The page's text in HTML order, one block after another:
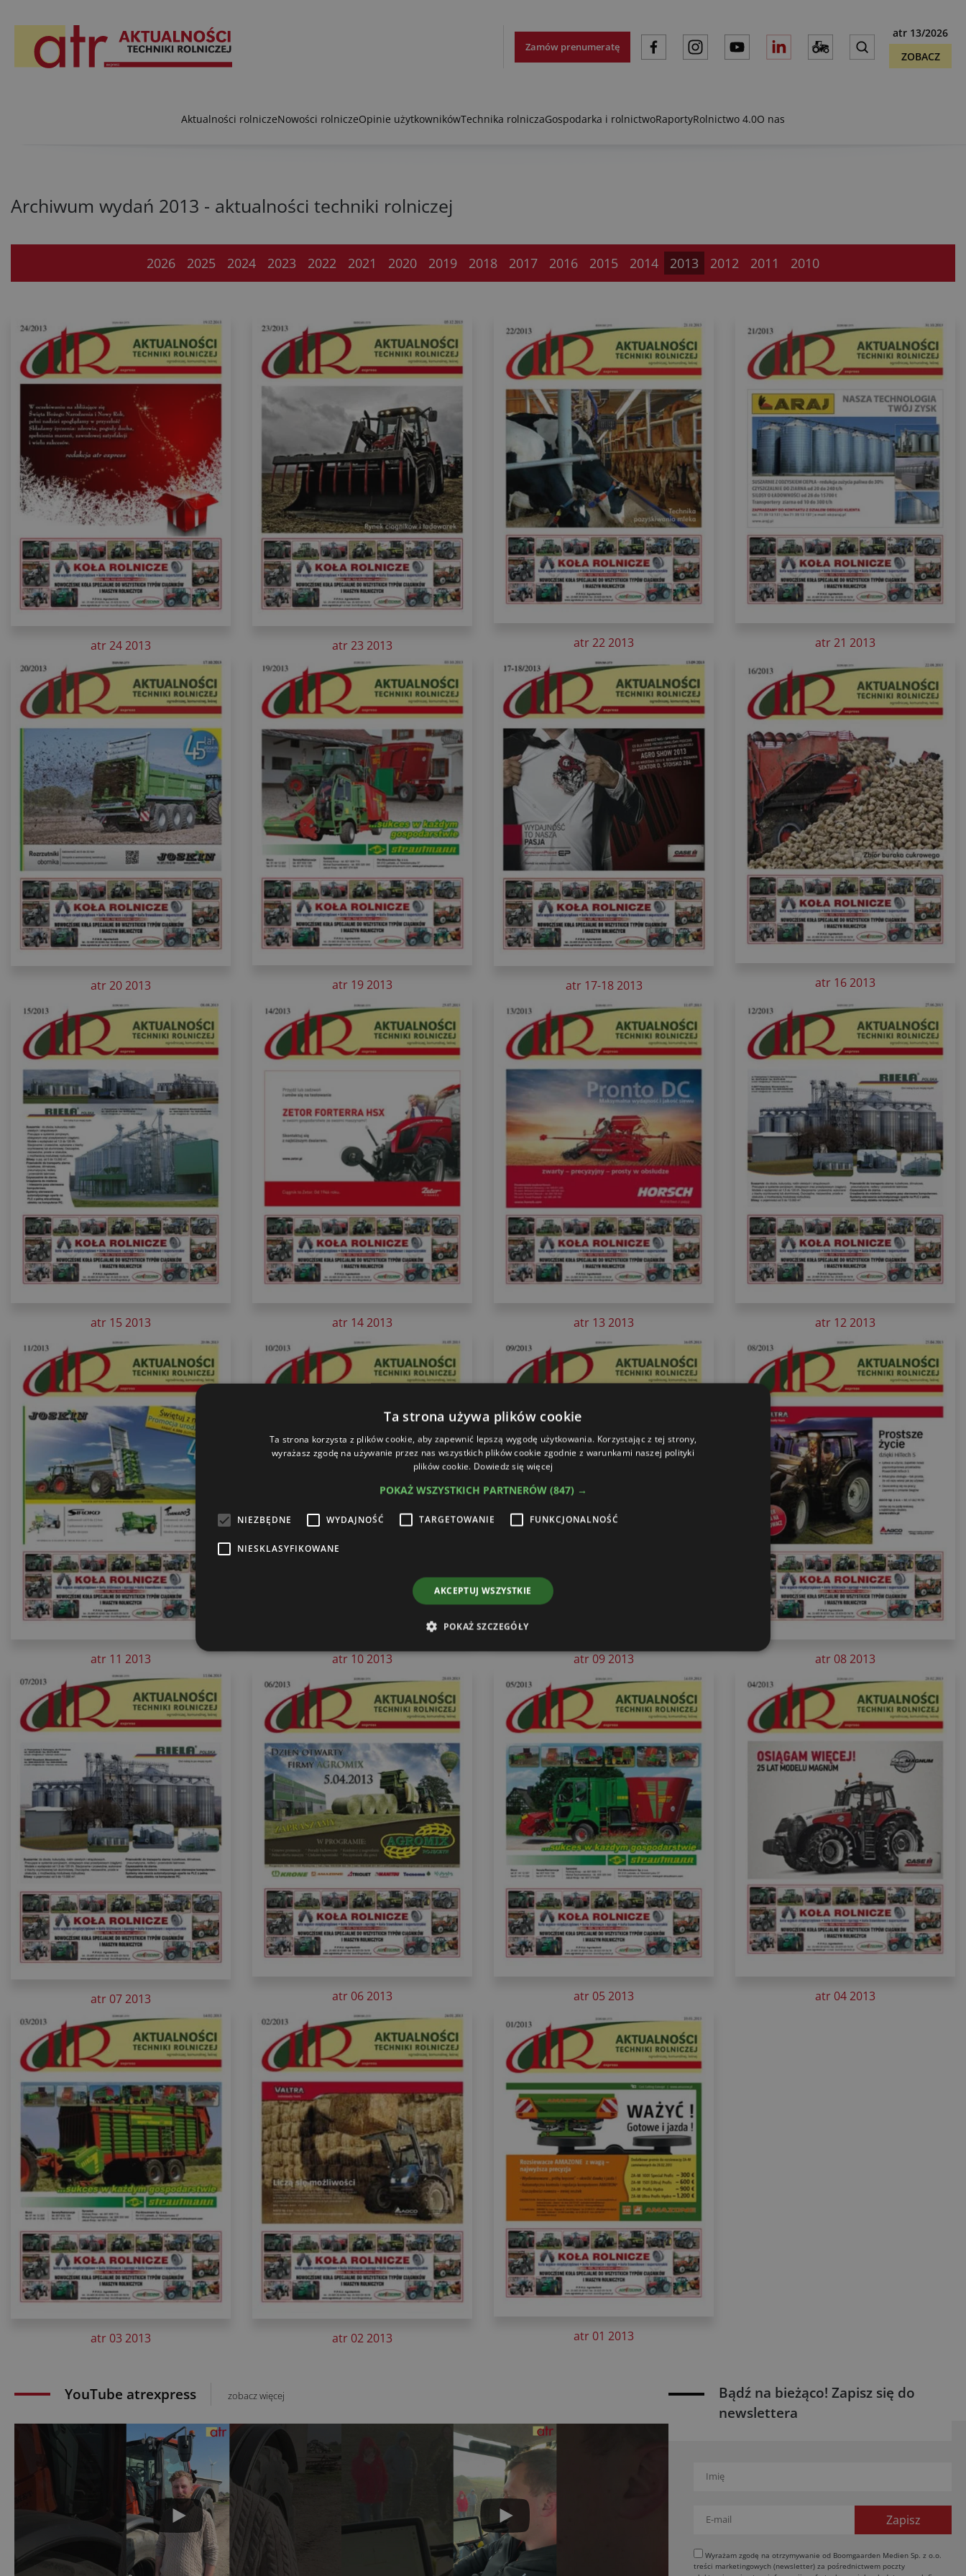
Zamów prenumeratę
atr 13/2026
ZOBACZ
Aktualności rolniczeNowości rolniczeOpinie użytkownikówTechnika rolniczaGospodarka i rolnictwoRaportyRolnictwo 4.0O nas
Archiwum wydań 2013 - aktualności techniki rolniczej
2026 2025 2024 2023 2022 2021 2020 2019 2018 2017 2016 2015 2014 2013 2012 2011 2010
atr 24 2013 atr 23 2013 atr 22 2013 atr 21 2013
atr 20 2013 atr 19 2013 atr 17-18 2013 atr 16 2013
atr 15 2013 atr 14 2013 atr 13 2013 atr 12 2013
atr 11 2013 atr 10 2013 atr 09 2013 atr 08 2013
atr 07 2013 atr 06 2013 atr 05 2013 atr 04 2013
atr 03 2013 atr 02 2013 atr 01 2013
YouTube atrexpress zobacz więcej
Bądź na bieżąco! Zapisz się do
newslettera
Wyrażam zgodę na otrzymywanie od Boomgaarden Medien Sp. z o.o.
treści marketingowych (newsletter) za pośrednictwem poczty
Ta strona używa plików cookie
Ta strona korzysta z plików cookie, aby zapewnić lepszą wygodę użytkowania. Korzystając z tej strony,
wyrażasz zgodę na używanie przez nas wszystkich plików cookie zgodnie z warunkami naszej polityki
plików cookie. Dowiedz się więcej
POKAŻ WSZYSTKICH PARTNERÓW (847) →
NIEZBĘDNE WYDAJNOŚĆ TARGETOWANIE FUNKCJONALNOŚĆ
NIESKLASYFIKOWANE
AKCEPTUJ WSZYSTKIE
POKAŻ SZCZEGÓŁY